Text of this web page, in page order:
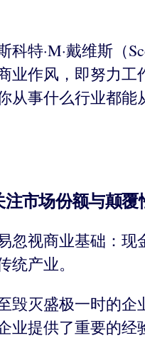
特·M·戴维斯（
业作风，即努力
从事什么行业都能
市场份额与颠覆
忽视商业基础：
产业。
毁灭盛极一时的
业提供了重要的经